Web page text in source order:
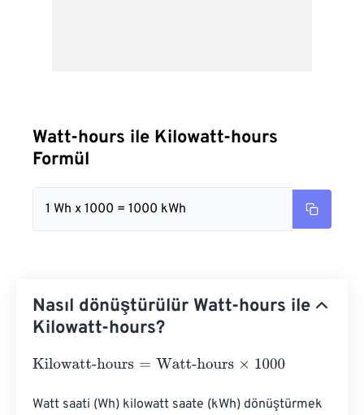
Watt-hours ile Kilowatt-hours
Formül
1 Wh x 1000 = 1000 kWh
Nasıl dönüştürülür Watt-hours ile
Kilowatt-hours?
Kilowatt-hours=Watt-hours×1000
Watt saati (Wh) kilowatt saate (kWh) dönüştürmek